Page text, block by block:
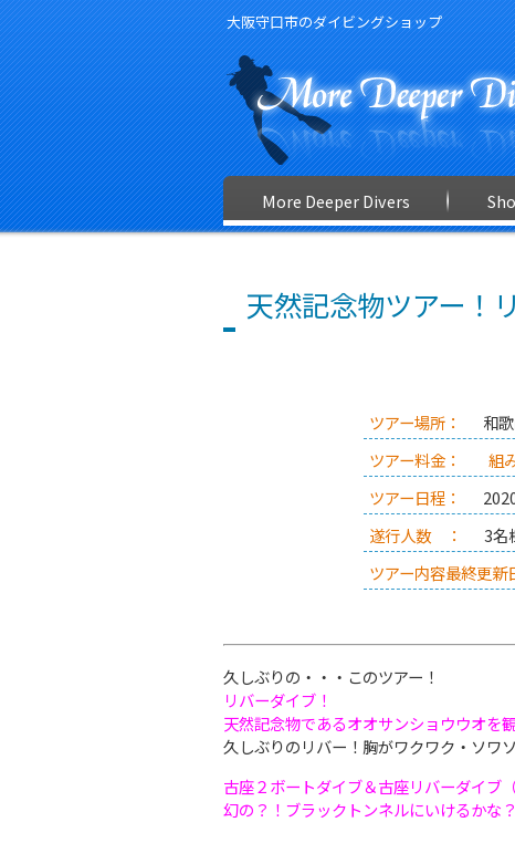
大阪守口市のダイビングショップ
More Deeper Divers
天然記念物ツアー
ツアー場所：
和
ツアー料金：
組
ツアー日程：
遂行人数 ：
3名
ツアー内容最終更新
久しぶりの・・・このツアー！
リバーダイブ！
天然記念物であるオオサンショウウオを
久しぶりのリバー！胸がワクワク・ソワ
古座２ボートダイブ＆古座リバーダイブ
幻の？！ブラックトンネルにいけるかな